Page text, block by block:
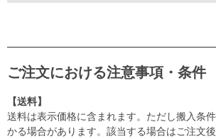
ご注文における注意事項・条件
【送料】
送料は表示価格に含まれます。ただし搬入条
かる場合があります。該当する場合はご注文